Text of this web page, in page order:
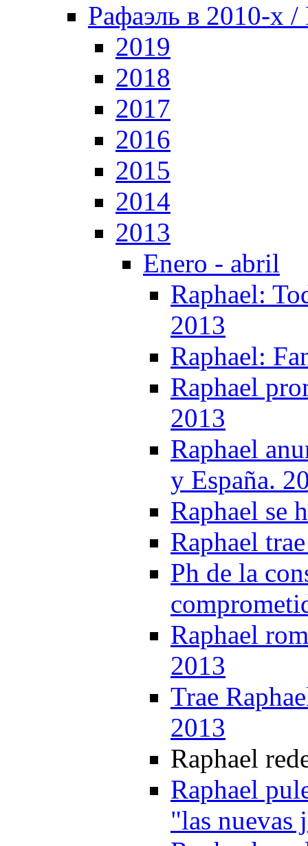
Рафаэль в 2010-х /
2019
2018
2017
2016
2015
2014
2013
Enero - abril
Raphael:
2013
Raphael:
Raphael
2013
Raphael
y España.
Raphael se
Raphael
Ph de la
Raphael
2013
Trae
2013
Raphael
Raphael
"las nuevas